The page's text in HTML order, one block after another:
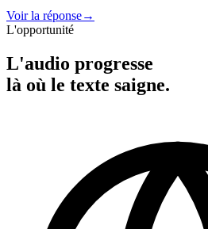
Voir la réponse→
L'opportunité
L'audio progresse
là où le texte saigne.